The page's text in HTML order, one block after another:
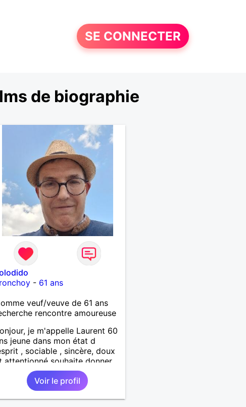
SE CONNECTER
de biographie
- 61 ans
veuf/veuve de 61 ans
rencontre amoureuse
je m'appelle Laurent 60
jeune dans mon état d
, sociable , sincère, doux
attentionné souhaite donner
de la tendresse , de l'amour et
beaucoup de bonheur a la
femme qui souhaitera partager
vie . Bientôt en retraite a la
Voir le profil